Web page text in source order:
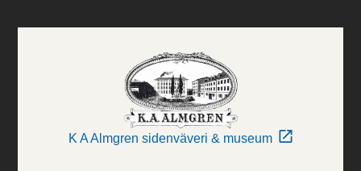
K A Almgren sidenväveri & museum